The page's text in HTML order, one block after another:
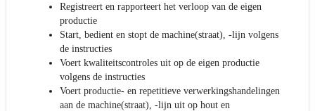
Registreert en rapporteert het verloop van de eigen
productie
Start, bedient en stopt de machine(straat), -lijn volgens
de instructies
Voert kwaliteitscontroles uit op de eigen productie
volgens de instructies
Voert productie- en repetitieve verwerkingshandelingen
aan de machine(straat), -lijn uit op hout en